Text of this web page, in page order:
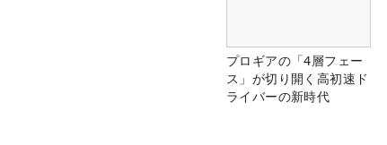
プロギアの「4層フェー
ス」が切り開く高初速ド
ライバーの新時代